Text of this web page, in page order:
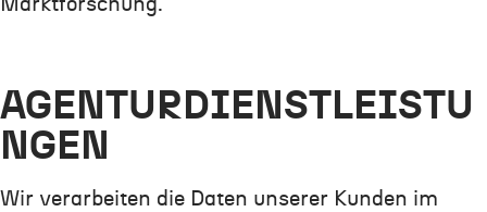
AGENTURDIENSTLEISTU
NGEN
Wir verarbeiten die Daten unserer Kunden im